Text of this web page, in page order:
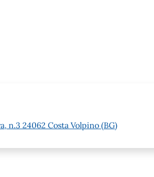
n.3 24062 Costa Volpino (BG)